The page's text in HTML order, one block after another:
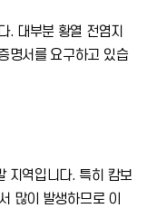
. 대부분 황열 전염지
명서를 요구하고 있습
지역입니다. 특히 캄보
많이 발생하므로 이